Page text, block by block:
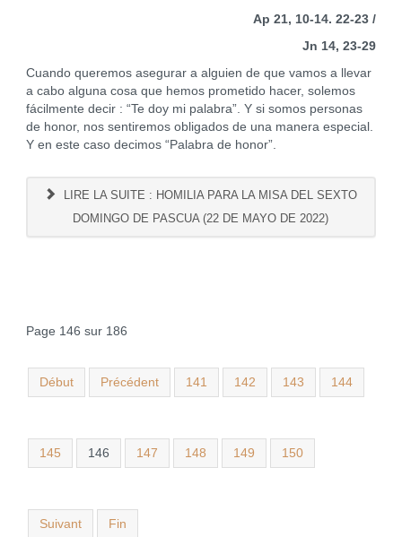
Ap 21, 10-14. 22-23 /
Jn 14, 23-29
Cuando queremos asegurar a alguien de que vamos a llevar
a cabo alguna cosa que hemos prometido hacer, solemos
fácilmente decir : “Te doy mi palabra”. Y si somos personas
de honor, nos sentiremos obligados de una manera especial.
Y en este caso decimos “Palabra de honor”.
LIRE LA SUITE : HOMILIA PARA LA MISA DEL SEXTO
DOMINGO DE PASCUA (22 DE MAYO DE 2022)
Page 146 sur 186
Début Précédent 141 142 143 144
145 146 147 148 149 150
Suivant Fin